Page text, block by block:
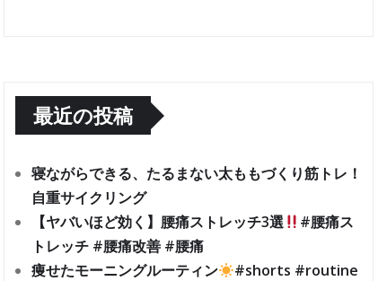
最近の投稿
寝ながらできる、たるまない太ももづくり筋トレ！
自重サイクリング
【ヤバいほど効く】腰痛ストレッチ3選
#腰痛ス
トレッチ #腰痛改善 #腰痛
痩せたモーニングルーティン
#shorts #routine